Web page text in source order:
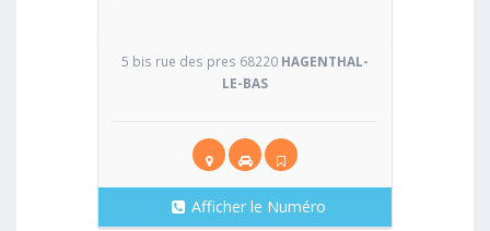
5 bis rue des pres 68220 HAGENTHAL-
LE-BAS
Afficher le Numéro